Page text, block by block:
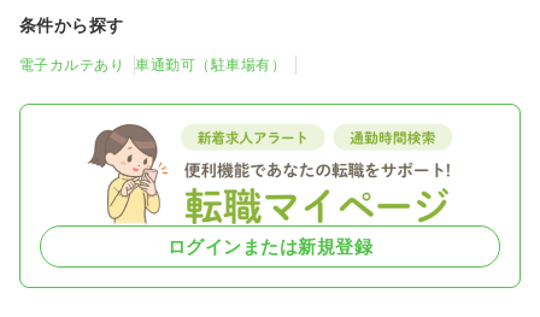
条件から探す
電子カルテあり 車通勤可（駐車場有）
ログインまたは新規登録